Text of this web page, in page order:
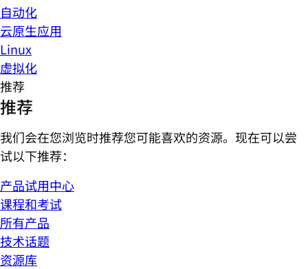
自动化
云原生应用
Linux
虚拟化
推荐
推荐
我们会在您浏览时推荐您可能喜欢的资源。现在可以尝
试以下推荐：
产品试用中心
课程和考试
所有产品
技术话题
资源库